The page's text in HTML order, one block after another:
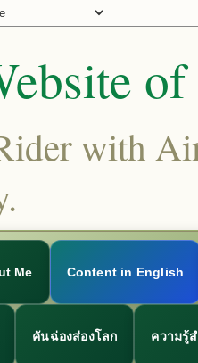
with
Me Content in English
คันฉ่องส่องโลก ความรู้